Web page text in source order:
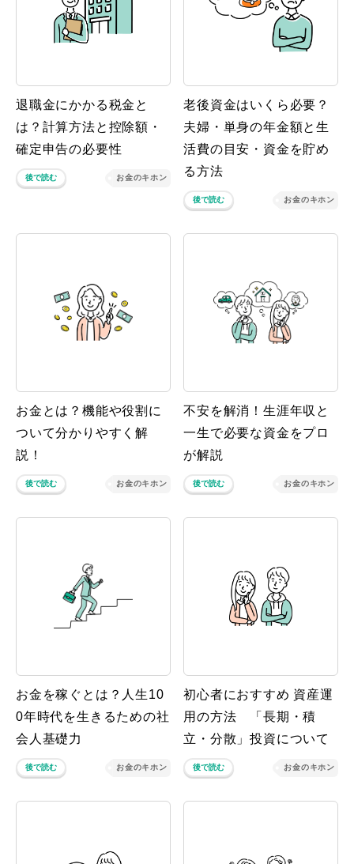
退職金にかかる税金と
は？計算方法と控除額・
確定申告の必要性
後で読む お金のキホン
老後資金はいくら必要？
夫婦・単身の年金額と生
活費の目安・資金を貯め
る方法
後で読む お金のキホン
お金とは？機能や役割に
ついて分かりやすく解
説！
後で読む お金のキホン
不安を解消！生涯年収と
一生で必要な資金をプロ
が解説
後で読む お金のキホン
お金を稼ぐとは？人生10
0年時代を生きるための社
会人基礎力
後で読む お金のキホン
初心者におすすめ 資産運
用の方法 「長期・積
立・分散」投資について
後で読む お金のキホン